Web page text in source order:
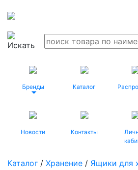
Бренды Каталог
Новости Контакты
Каталог / Хранение / Ящики для